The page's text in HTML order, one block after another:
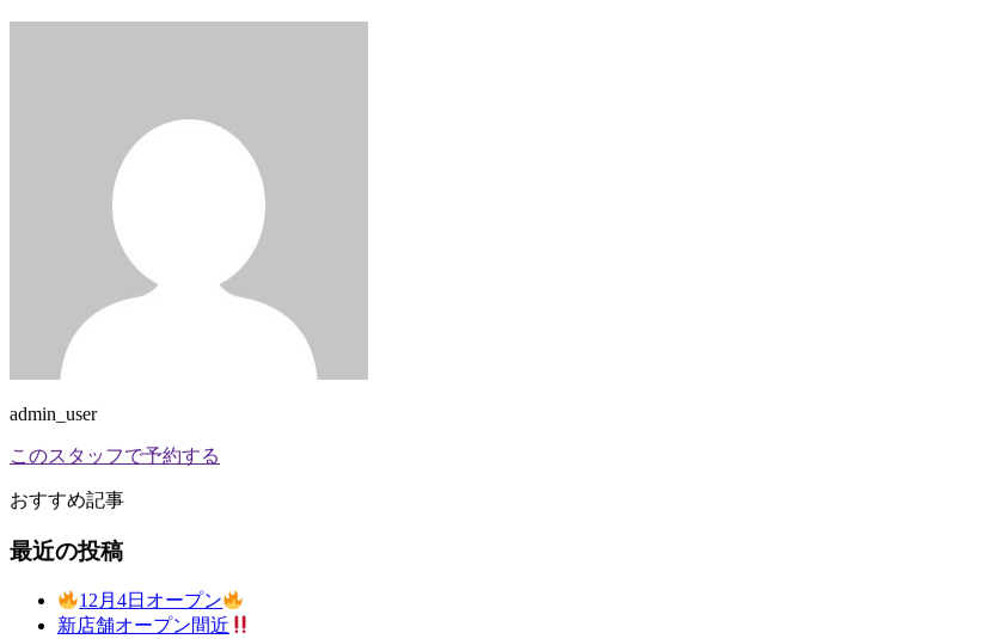
admin_user
このスタッフで予約する
おすすめ記事
最近の投稿
12月4日オープン
新店舗オープン間近